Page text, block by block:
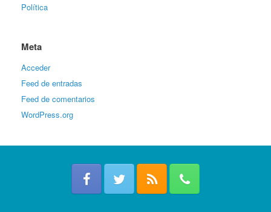
Política
Meta
Acceder
Feed de entradas
Feed de comentarios
WordPress.org